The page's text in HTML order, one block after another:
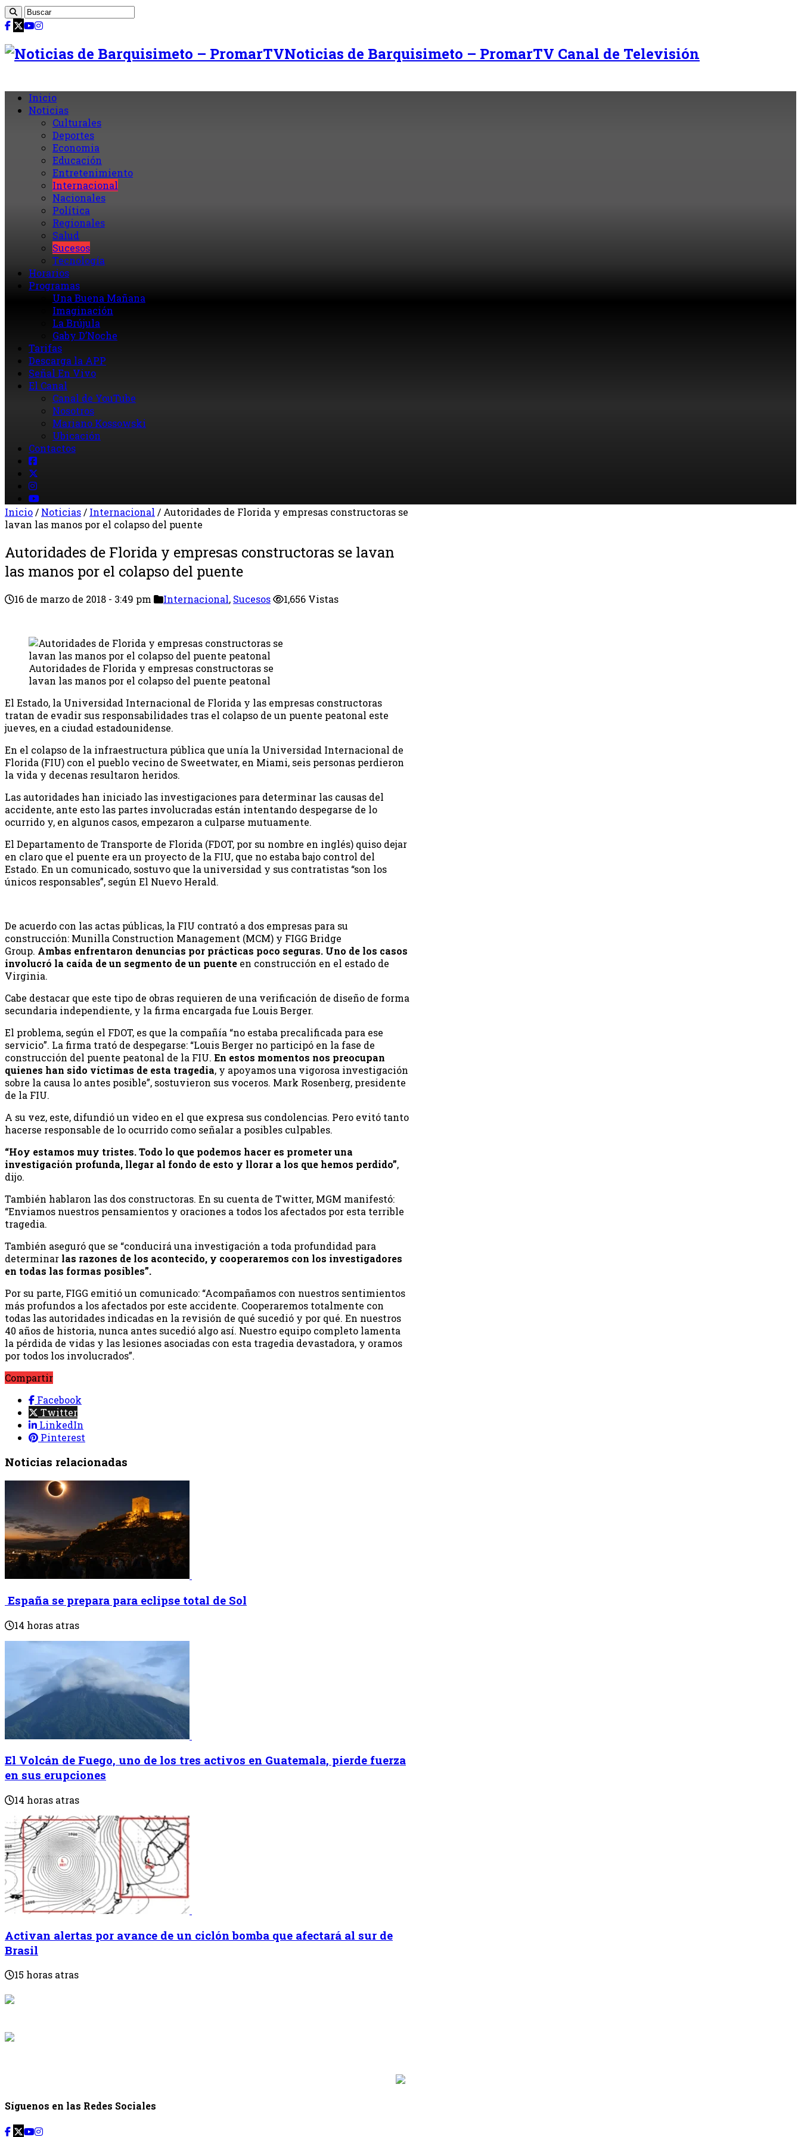
Noticias de Barquisimeto – PromarTV Canal de Televisión
Inicio
Noticias
Culturales
Deportes
Economia
Educación
Entretenimiento
Internacional
Nacionales
Política
Regionales
Salud
Sucesos
Tecnología
Horarios
Programas
Una Buena Mañana
Imaginación
La Brújula
Gaby D’Noche
Tarifas
Descarga la APP
Señal En Vivo
El Canal
Canal de YouTube
Nosotros
Mariano Kossowski
Ubicación
Contactos
Inicio/ Noticias/ Internacional / Autoridades de Florida y empresas constructoras se
lavan las manos por el colapso del puente
Autoridades de Florida y empresas constructoras se lavan
las manos por el colapso del puente
16 de marzo de 2018 - 3:49 pm Internacional, Sucesos 1,656 Vistas
Autoridades de Florida y empresas constructoras se
lavan las manos por el colapso del puente peatonal
El Estado, la Universidad Internacional de Florida y las empresas constructoras
tratan de evadir sus responsabilidades tras el colapso de un puente peatonal este
jueves, en a ciudad estadounidense.
En el colapso de la infraestructura pública que unía la Universidad Internacional de
Florida (FIU) con el pueblo vecino de Sweetwater, en Miami, seis personas perdieron
la vida y decenas resultaron heridos.
Las autoridades han iniciado las investigaciones para determinar las causas del
accidente, ante esto las partes involucradas están intentando despegarse de lo
ocurrido y, en algunos casos, empezaron a culparse mutuamente.
El Departamento de Transporte de Florida (FDOT, por su nombre en inglés) quiso dejar
en claro que el puente era un proyecto de la FIU, que no estaba bajo control del
Estado. En un comunicado, sostuvo que la universidad y sus contratistas “son los
únicos responsables”, según El Nuevo Herald.
De acuerdo con las actas públicas, la FIU contrató a dos empresas para su
construcción: Munilla Construction Management (MCM) y FIGG Bridge
Group. Ambas enfrentaron denuncias por prácticas poco seguras. Uno de los casos
involucró la caída de un segmento de un puente en construcción en el estado de
Virginia.
Cabe destacar que este tipo de obras requieren de una verificación de diseño de forma
secundaria independiente, y la firma encargada fue Louis Berger.
El problema, según el FDOT, es que la compañía “no estaba precalificada para ese
servicio”. La firma trató de despegarse: “Louis Berger no participó en la fase de
construcción del puente peatonal de la FIU. En estos momentos nos preocupan
quienes han sido víctimas de esta tragedia, y apoyamos una vigorosa investigación
sobre la causa lo antes posible”, sostuvieron sus voceros. Mark Rosenberg, presidente
de la FIU.
A su vez, este, difundió un video en el que expresa sus condolencias. Pero evitó tanto
hacerse responsable de lo ocurrido como señalar a posibles culpables.
“Hoy estamos muy tristes. Todo lo que podemos hacer es prometer una
investigación profunda, llegar al fondo de esto y llorar a los que hemos perdido”,
dijo.
También hablaron las dos constructoras. En su cuenta de Twitter, MGM manifestó:
“Enviamos nuestros pensamientos y oraciones a todos los afectados por esta terrible
tragedia.
También aseguró que se “conducirá una investigación a toda profundidad para
determinar las razones de los acontecido, y cooperaremos con los investigadores
en todas las formas posibles”.
Por su parte, FIGG emitió un comunicado: “Acompañamos con nuestros sentimientos
más profundos a los afectados por este accidente. Cooperaremos totalmente con
todas las autoridades indicadas en la revisión de qué sucedió y por qué. En nuestros
40 años de historia, nunca antes sucedió algo así. Nuestro equipo completo lamenta
la pérdida de vidas y las lesiones asociadas con esta tragedia devastadora, y oramos
por todos los involucrados”.
Compartir
Facebook
Twitter
LinkedIn
Pinterest
Noticias relacionadas
España se prepara para eclipse total de Sol
14 horas atras
El Volcán de Fuego, uno de los tres activos en Guatemala, pierde fuerza
en sus erupciones
14 horas atras
Activan alertas por avance de un ciclón bomba que afectará al sur de
Brasil
15 horas atras
Síguenos en las Redes Sociales